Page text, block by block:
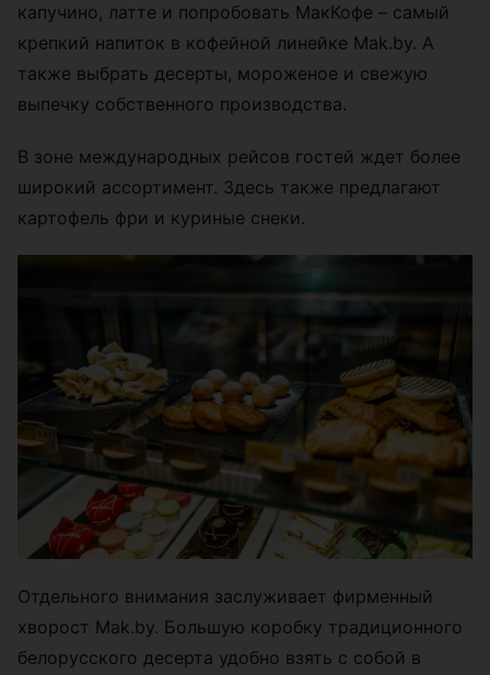
капучино, латте и попробовать МакКофе – самый
крепкий напиток в кофейной линейке Mak.by. А
также выбрать десерты, мороженое и свежую
выпечку собственного производства.
В зоне международных рейсов гостей ждет более
широкий ассортимент. Здесь также предлагают
картофель фри и куриные снеки.
Отдельного внимания заслуживает фирменный
хворост Mak.by. Большую коробку традиционного
белорусского десерта удобно взять с собой в